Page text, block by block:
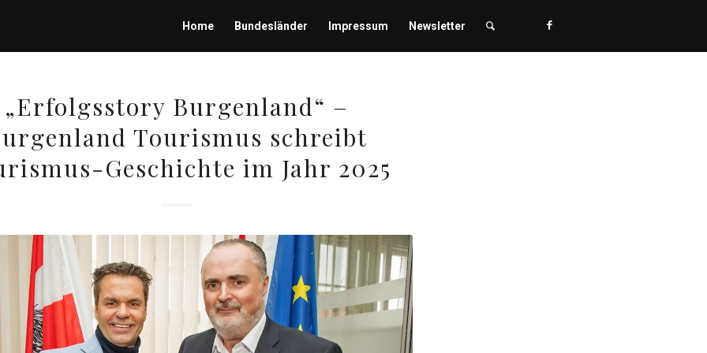
Home Bundesländer Impressum Newsletter
„Erfolgsstory Burgenland“ –
Tourismus schreibt
Geschichte im Jahr 2025